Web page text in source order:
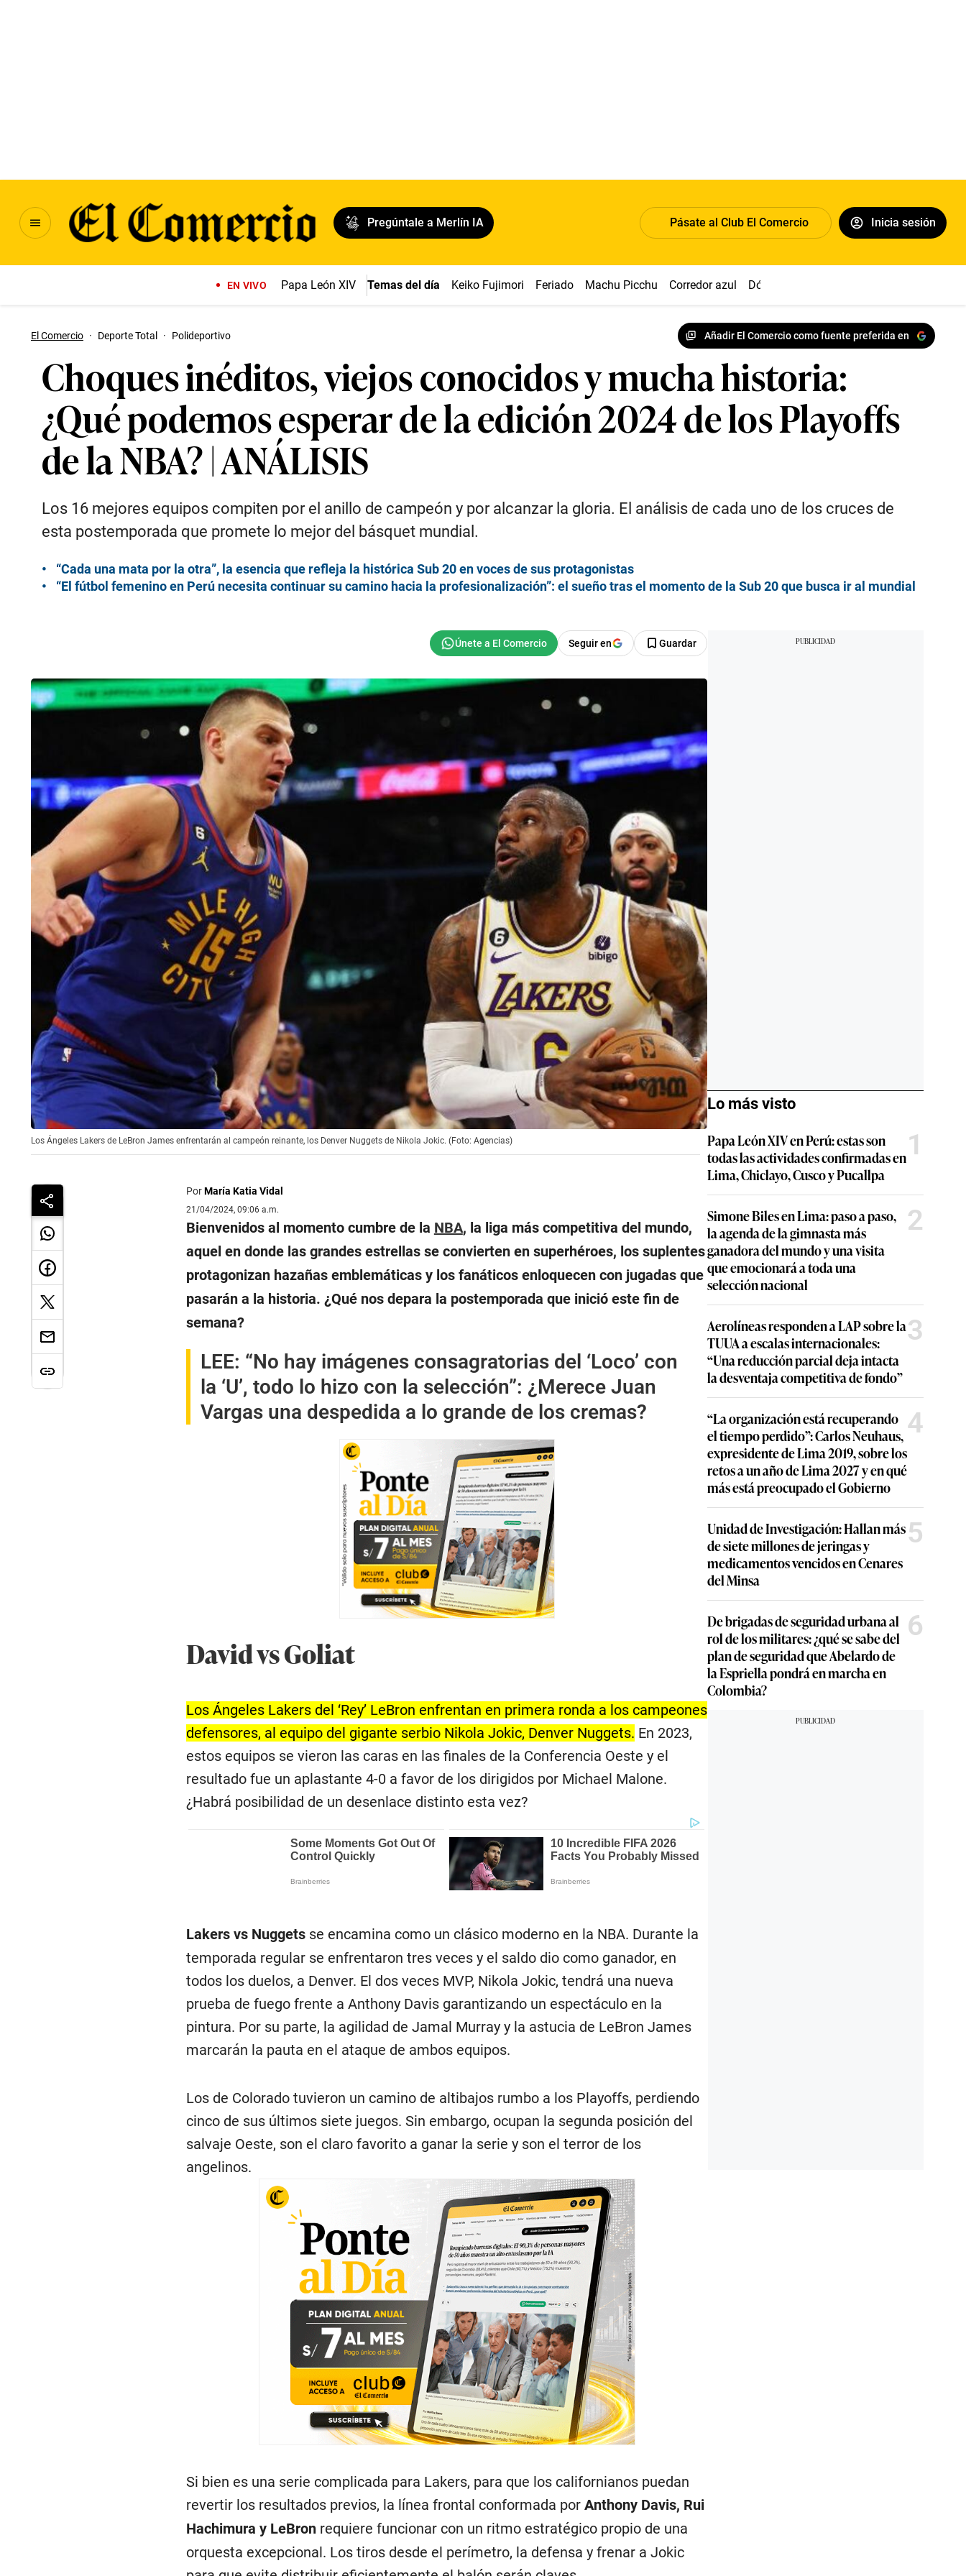
Pregúntale a Merlín IA Pásate al Club El Comercio Inicia sesión
EN VIVO Papa León XIV Temas del día Keiko Fujimori Feriado Machu Picchu Corredor azul Dólar
El Comercio · Deporte Total · Polideportivo Añadir El Comercio como fuente preferida en
Choques inéditos, viejos conocidos y mucha historia:
¿Qué podemos esperar de la edición 2024 de los Playoffs
de la NBA? | ANÁLISIS
Los 16 mejores equipos compiten por el anillo de campeón y por alcanzar la gloria. El análisis de cada uno de los cruces de
esta postemporada que promete lo mejor del básquet mundial.
“Cada una mata por la otra”, la esencia que refleja la histórica Sub 20 en voces de sus protagonistas
“El fútbol femenino en Perú necesita continuar su camino hacia la profesionalización”: el sueño tras el momento de la Sub 20 que busca ir al mundial
Seguir en Guardar
Los Ángeles Lakers de LeBron James enfrentarán al campeón reinante, los Denver Nuggets de Nikola Jokic. (Foto: Agencias)
PorMaría Katia Vidal
21/04/2024, 09:06 a.m.
Bienvenidos al momento cumbre de la NBA, la liga más competitiva del mundo,
aquel en donde las grandes estrellas se convierten en superhéroes, los suplentes
protagonizan hazañas emblemáticas y los fanáticos enloquecen con jugadas que
pasarán a la historia. ¿Qué nos depara la postemporada que inició este fin de
semana?
LEE: “No hay imágenes consagratorias del ‘Loco’ con
la ‘U’, todo lo hizo con la selección”: ¿Merece Juan
Vargas una despedida a lo grande de los cremas?
David vs Goliat
Los Ángeles Lakers del ‘Rey’ LeBron enfrentan en primera ronda a los campeones
defensores, al equipo del gigante serbio Nikola Jokic, Denver Nuggets. En 2023,
estos equipos se vieron las caras en las finales de la Conferencia Oeste y el
resultado fue un aplastante 4-0 a favor de los dirigidos por Michael Malone.
¿Habrá posibilidad de un desenlace distinto esta vez?
Lakers vs Nuggets se encamina como un clásico moderno en la NBA. Durante la
temporada regular se enfrentaron tres veces y el saldo dio como ganador, en
todos los duelos, a Denver. El dos veces MVP, Nikola Jokic, tendrá una nueva
prueba de fuego frente a Anthony Davis garantizando un espectáculo en la
pintura. Por su parte, la agilidad de Jamal Murray y la astucia de LeBron James
marcarán la pauta en el ataque de ambos equipos.
Los de Colorado tuvieron un camino de altibajos rumbo a los Playoffs, perdiendo
cinco de sus últimos siete juegos. Sin embargo, ocupan la segunda posición del
salvaje Oeste, son el claro favorito a ganar la serie y son el terror de los
angelinos.
Si bien es una serie complicada para Lakers, para que los californianos puedan
revertir los resultados previos, la línea frontal conformada por Anthony Davis, Rui
Hachimura y LeBronrequiere funcionar con un ritmo estratégico propio de una
orquesta excepcional. Los tiros desde el perímetro, la defensa y frenar a Jokic
Lo más visto
Papa León XIV en Perú: estas son
todas las actividades confirmadas en
Lima, Chiclayo, Cusco y Pucallpa
1
Simone Biles en Lima: paso a paso,
la agenda de la gimnasta más
ganadora del mundo y una visita
que emocionará a toda una
selección nacional
2
Aerolíneas responden a LAP sobre la
TUUA a escalas internacionales:
“Una reducción parcial deja intacta
la desventaja competitiva de fondo”
3
“La organización está recuperando
el tiempo perdido”: Carlos Neuhaus,
expresidente de Lima 2019, sobre los
retos a un año de Lima 2027 y en qué
más está preocupado el Gobierno
4
Unidad de Investigación: Hallan más
de siete millones de jeringas y
medicamentos vencidos en Cenares
del Minsa
5
De brigadas de seguridad urbana al
rol de los militares: ¿qué se sabe del
plan de seguridad que Abelardo de
la Espriella pondrá en marcha en
Colombia?
6